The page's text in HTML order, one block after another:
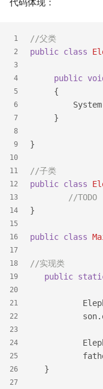
1
2
3
4
5
6
7
8
9
10
11
12
13
14
15
16
17
18
19
20
21
22
23
24
25
26
27
//父类
public class
public
{
     }
}
//子类
public class
}
public class
//实现类
public
   }